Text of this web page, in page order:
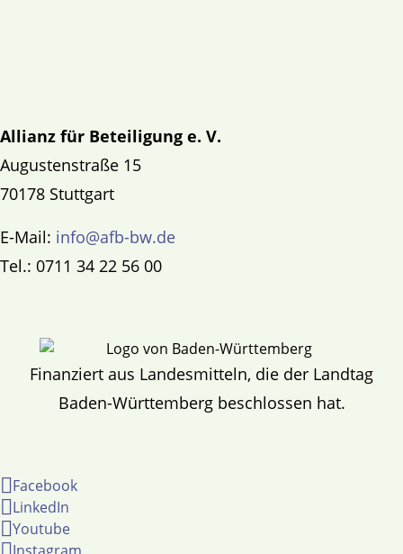
Allianz für Beteiligung e. V.
Augustenstraße 15
70178 Stuttgart
E-Mail: info@afb-bw.de
Tel.: 0711 34 22 56 00
Finanziert aus Landesmitteln, die der Landtag
Baden-Württemberg beschlossen hat.
Facebook
LinkedIn
Youtube